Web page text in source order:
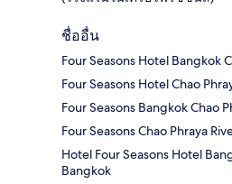
ชื่ออื่น
Four Seasons Hotel Bangkok
Four Seasons Hotel Chao
Four Seasons Bangkok Chao
Four Seasons Chao Phraya
Hotel Four Seasons Hotel
Bangkok